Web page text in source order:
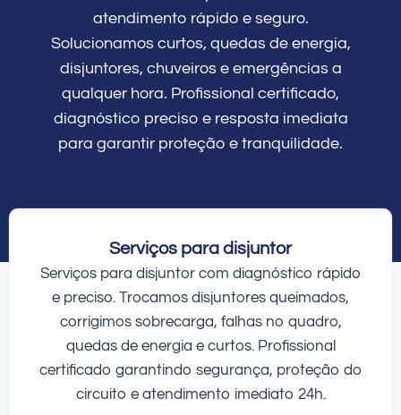
atendimento rápido e seguro.
Solucionamos curtos, quedas de energia,
disjuntores, chuveiros e emergências a
qualquer hora. Profissional certificado,
diagnóstico preciso e resposta imediata
para garantir proteção e tranquilidade.
Serviços para disjuntor
Serviços para disjuntor com diagnóstico rápido
e preciso. Trocamos disjuntores queimados,
corrigimos sobrecarga, falhas no quadro,
quedas de energia e curtos. Profissional
certificado garantindo segurança, proteção do
circuito e atendimento imediato 24h.